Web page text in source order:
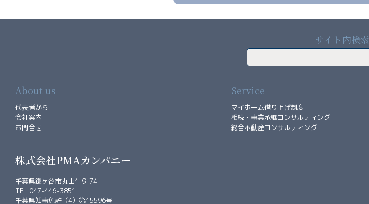
サイト内検索
About us
代表者から
会社案内
お問合せ
Service
マイホーム借り上げ制度
相続・事業承継コンサルティング
総合不動産コンサルティング
株式会社PMAカンパニー
千葉県鎌ヶ谷市丸山1-9-74
TEL 047-446-3851
千葉県知事免許（4）第15596号